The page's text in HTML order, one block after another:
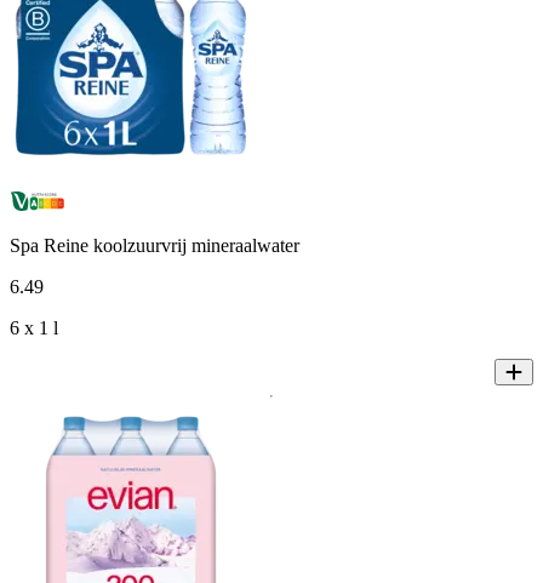
Spa Reine koolzuurvrij mineraalwater
6.49
6 x 1 l